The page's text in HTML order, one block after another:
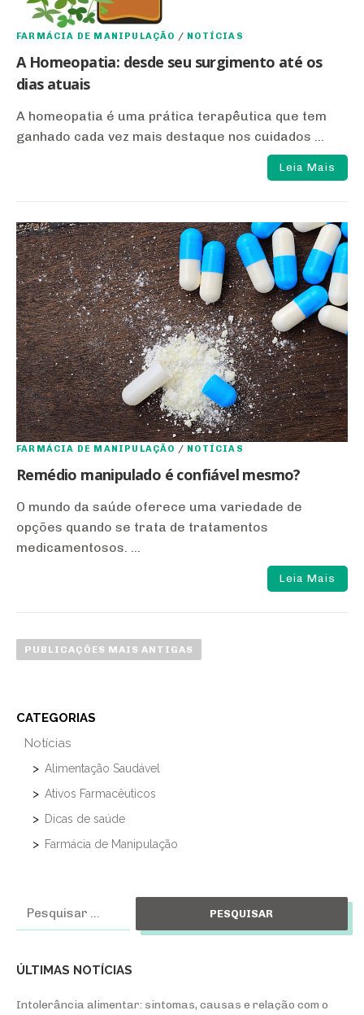
FARMÁCIA DE MANIPULAÇÃO / NOTÍCIAS
A Homeopatia: desde seu surgimento até os
dias atuais
A homeopatia é uma prática terapêutica que tem
ganhado cada vez mais destaque nos cuidados ...
Leia Mais
FARMÁCIA DE MANIPULAÇÃO / NOTÍCIAS
Remédio manipulado é confiável mesmo?
O mundo da saúde oferece uma variedade de
opções quando se trata de tratamentos
medicamentosos. ...
Leia Mais
a
v
a
s
PUBLICAÇÕES MAIS ANTIGAS
CATEGORIAS
Notícias
Alimentação Saudável
Ativos Farmacêuticos
Dicas de saúde
Farmácia de Manipulação
Pesquisar
por:
ÚLTIMAS NOTÍCIAS
Intolerância alimentar: sintomas, causas e relação com o